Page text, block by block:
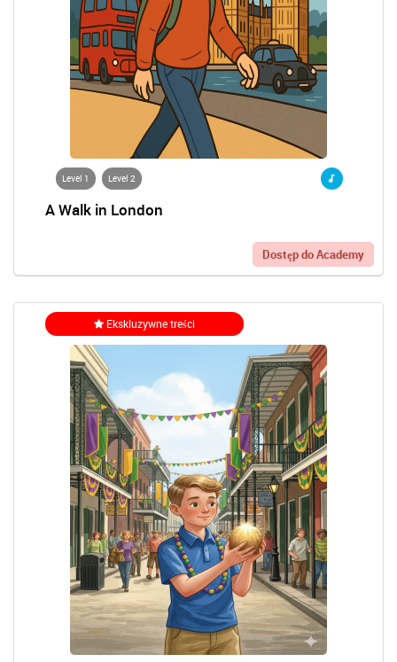
Level 1 Level 2
A Walk in London
Dostęp do Academy
Ekskluzywne treści